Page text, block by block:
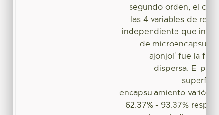
segundo orden, el
las 4 variables de
independiente que
de
ajonjolí fue la
dispersa. El
encapsulamiento varió
62.37% - 93.37%